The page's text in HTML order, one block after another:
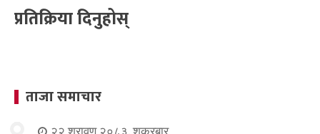
प्रतिक्रिया दिनुहोस्
ताजा समाचार
२२ श्रावण २०८३, शुक्रबार